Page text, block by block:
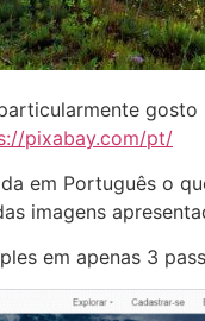
pixabay.com/pt/
em Português o
imagens
em apenas 3